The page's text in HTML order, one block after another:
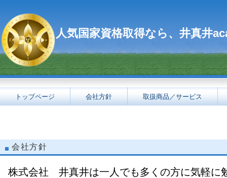
人気国家資格取得なら、井真井
会社方針
株式会社 井真井は一人でも多くの方に気軽に
トップページ 会社方針 取扱商品／サービス